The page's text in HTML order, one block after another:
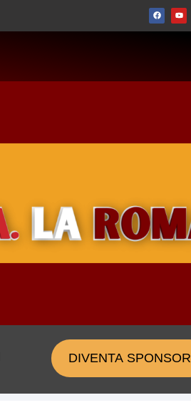
DIVENTA SPONSOR